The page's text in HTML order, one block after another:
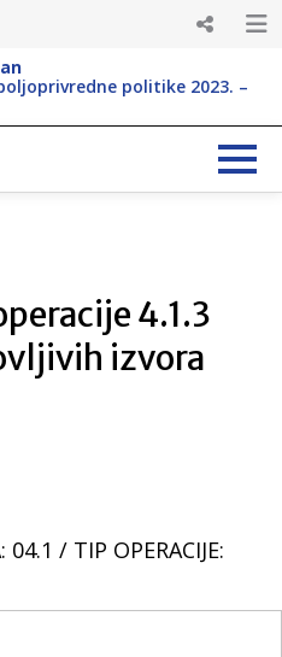
politike 2023. –
4.1.3
izvora
04.1 / TIP OPERACIJE: